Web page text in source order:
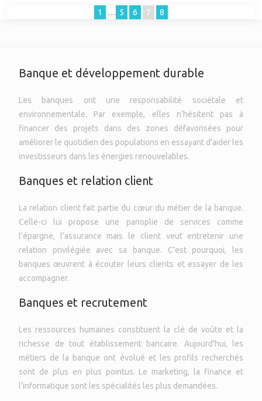
1 … 5 6 7 8
Banque et développement durable
Les banques ont une responsabilité sociétale et
environnementale. Par exemple, elles n’hésitent pas à
financer des projets dans des zones défavorisées pour
améliorer le quotidien des populations en essayant d’aider les
investisseurs dans les énergies renouvelables.
Banques et relation client
La relation client fait partie du cœur du métier de la banque.
Celle-ci lui propose une panoplie de services comme
l’épargne, l’assurance mais le client veut entretenir une
relation privilégiée avec sa banque. C’est pourquoi, les
banques œuvrent à écouter leurs clients et essayer de les
accompagner.
Banques et recrutement
Les ressources humaines constituent la clé de voûte et la
richesse de tout établissement bancaire. Aujourd’hui, les
métiers de la banque ont évolué et les profils recherchés
sont de plus en plus pointus. Le marketing, la finance et
l’informatique sont les spécialités les plus demandées.